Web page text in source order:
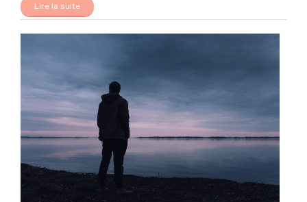
Lire la suite